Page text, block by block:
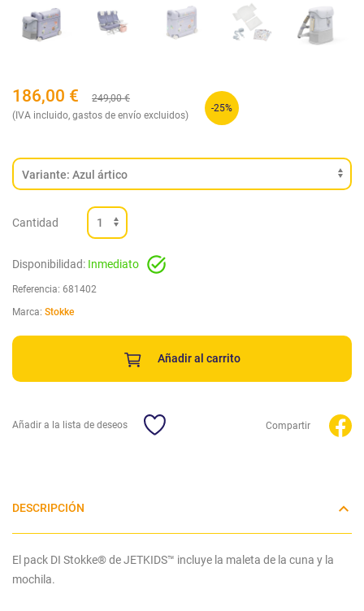
186,00 € 249,00€
(IVA incluido, gastos de envío excluidos)
-25%
Cantidad
Disponibilidad: Inmediato
Referencia: 681402
Marca: Stokke
Añadir al carrito
Añadir a la lista de deseos Compartir
DESCRIPCIÓN
El pack DI Stokke® de JETKIDS™ incluye la maleta de la cuna y la
mochila.